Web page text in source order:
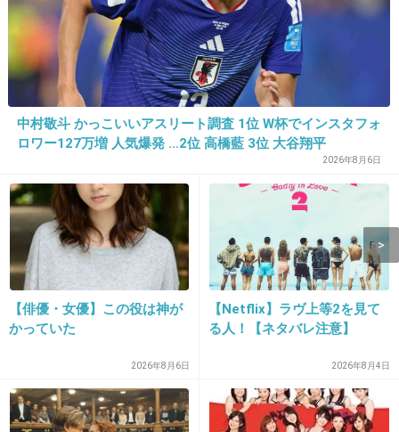
+87
14. 匿名 2018/03/20(火) 22:21:28
これを機にこの人がふざけたことを言えなくな
15. 匿名
芸能人は自分で運転しない方がいいね。
+55
中村敬斗 かっこいいアスリート調査 1位 W杯でインスタフォ
ロワー127万増 人気爆発 …2位 高橋藍 3位 大谷翔平
2026年8月6日
【俳優・女優】この役は神が
かっていた
2026年8月6日
【Netflix】ラヴ上等2を見て
る人！【ネタバレ注意】
2026年8月4日